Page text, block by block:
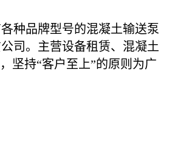
种品牌型号的混凝土输送泵
司。主营设备租赁、混凝土
坚持“客户至上”的原则为广